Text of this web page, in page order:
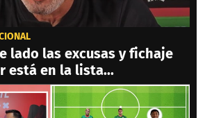
lado las excusas y fichaje
está en la lista...